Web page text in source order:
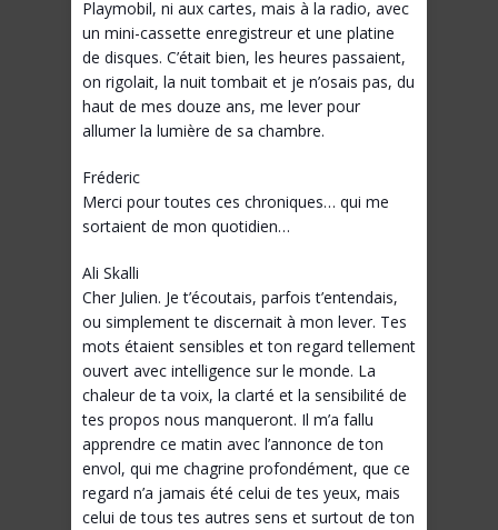
Playmobil, ni aux cartes, mais à la radio, avec
un mini-cassette enregistreur et une platine
de disques. C’était bien, les heures passaient,
on rigolait, la nuit tombait et je n’osais pas, du
haut de mes douze ans, me lever pour
allumer la lumière de sa chambre.
Fréderic
Merci pour toutes ces chroniques… qui me
sortaient de mon quotidien…
Ali Skalli
Cher Julien. Je t’écoutais, parfois t’entendais,
ou simplement te discernait à mon lever. Tes
mots étaient sensibles et ton regard tellement
ouvert avec intelligence sur le monde. La
chaleur de ta voix, la clarté et la sensibilité de
tes propos nous manqueront. Il m’a fallu
apprendre ce matin avec l’annonce de ton
envol, qui me chagrine profondément, que ce
regard n’a jamais été celui de tes yeux, mais
celui de tous tes autres sens et surtout de ton